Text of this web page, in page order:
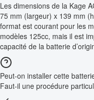
Les dimensions de la Kage
75 mm (largeur) x 139 mm
format est courant pour les
modèles 125cc, mais il est
capacité de la batterie
Peut-on installer cette
Faut-il une procédure